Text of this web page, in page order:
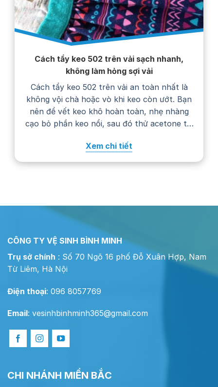
Cách tẩy keo 502 trên vải sạch nhanh,
không làm hỏng sợi vải
Cách tẩy keo 502 trên vải an toàn nhất là
không vội chà hoặc vò khi keo còn ướt. Bạn
nên để vết keo khô hoàn toàn, nhẹ nhàng
cạo bỏ phần keo nổi, sau đó thử acetone tại
Cách xử lý cụ thể còn phụ…
Xem chi tiết
CÔNG TY VỆ SINH BÌNH MINH
Trụ sở chính : Số 70 Ngõ 16 phố Đỗ Xuân Hợp, Nam
Từ Liêm, Hà Nội
Điện thoại: 096 8057769
Email: vesinhbinhminh365@gmail.com
CHI NHÁNH MIỀN BẮC